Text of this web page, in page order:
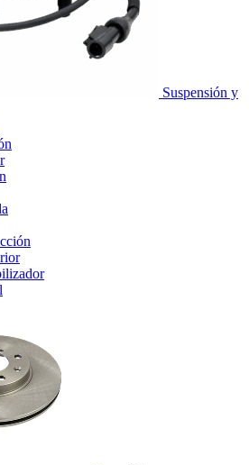
Suspensión y